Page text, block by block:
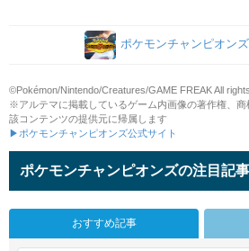
ポケモンチャンピオン
©Pokémon/Nintendo/Creatures/GAME FREAK All
※アルテマに掲載しているゲーム内画像の著作権、
該コンテンツの提供元に帰属します
▶ポケモンチャンピオンズ公式サイト
ポケモンチャンピオンズの注目記事
おすすめ記事